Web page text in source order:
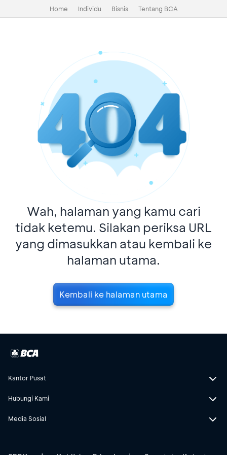
Home Individu Bisnis Tentang BCA
Wah, halaman yang kamu cari
tidak ketemu. Silakan periksa URL
yang dimasukkan atau kembali ke
halaman utama.
Kembali ke halaman utama
Kantor Pusat
Hubungi Kami
Media Sosial